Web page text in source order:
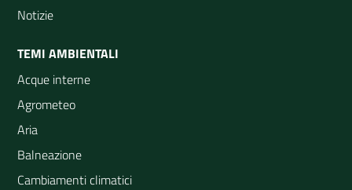
Notizie
TEMI AMBIENTALI
Acque interne
Agrometeo
Aria
Balneazione
Cambiamenti climatici